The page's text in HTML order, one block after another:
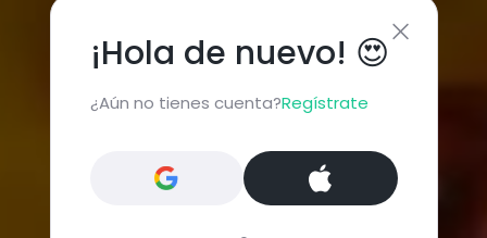
¡Hola de nuevo! 😍
¿Aún no tienes cuenta?Regístrate